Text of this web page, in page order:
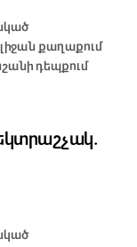
քաղաքում
դեպքում